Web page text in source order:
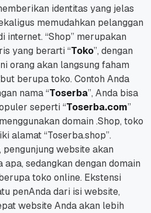
identitas yang jelas
memudahkan pelanggan
internet. “Shop” merupakan
yang berarti “Toko”, dengan
orang akan langsung faham
berupa toko. Contoh Anda
nama “Toserba”, Anda bisa
seperti “Toserba.com”
domain .Shop, toko
alamat “Toserba.shop”.
website akan
sedangkan dengan domain
toko online. Ekstensi
penAnda dari isi website,
website Anda akan lebih